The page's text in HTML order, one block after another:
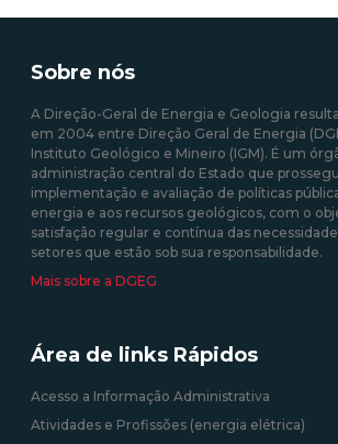
Sobre nós
A Direção-Geral de Energia e Geologia
em 2004 entre Direção Geral de Energia
Instituto Geológico e Mineiro (IGM). É um
administração central do Estado que
implementação e avaliação de políticas
energia e aos recursos geológicos, com o
satisfação regular e contínua das
setores que estão sob sua responsabilidade.
Mais sobre a DGEG
Área de links Rápidos
Acesso a Informação Administrativa
Atividades e Profissões (energia elétrica)